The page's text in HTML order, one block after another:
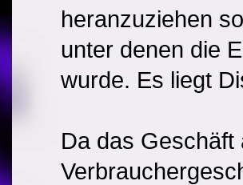
heranzuziehen
unter denen die
wurde. Es liegt
Da das Geschäft